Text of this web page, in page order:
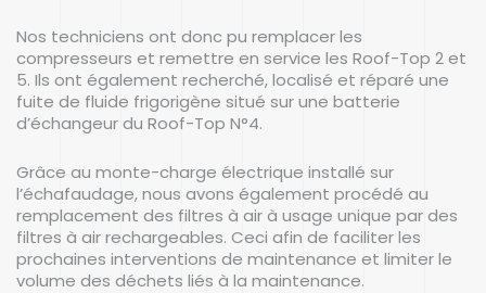
Nos techniciens ont donc pu remplacer les
compresseurs et remettre en service les Roof-Top 2 et
5. Ils ont également recherché, localisé et réparé une
fuite de fluide frigorigène situé sur une batterie
d’échangeur du Roof-Top N°4.
Grâce au monte-charge électrique installé sur
l’échafaudage, nous avons également procédé au
remplacement des filtres à air à usage unique par des
filtres à air rechargeables. Ceci afin de faciliter les
prochaines interventions de maintenance et limiter le
volume des déchets liés à la maintenance.